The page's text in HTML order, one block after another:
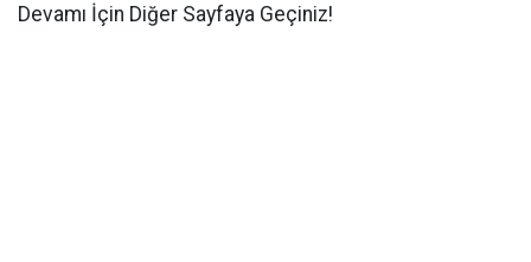
Devamı İçin Diğer Sayfaya Geçiniz!